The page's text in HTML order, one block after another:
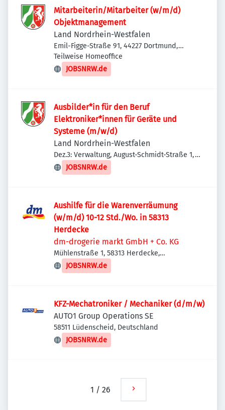
Mitarbeiterin/Mitarbeiter (w/m/d)
Objektmanagement
Land Nordrhein-Westfalen
Emil-Figge-Straße 91, 44227 Dortmund,
Deutschland
Teilweise Homeoffice
JOBSNRW.de
Ausbilder*in für den Beruf
Elektroniker*innen für Geräte und
Systeme (m/w/d)
Land Nordrhein-Westfalen
Dez.3: Verwaltung, August-Schmidt-Straße 1,
44227 Dortmund, Deutschland
JOBSNRW.de
Aushilfe für die Warenverräumung
(w/m/d) 10-12 Std./Wo. in 58313
Herdecke
dm-drogerie markt GmbH + Co. KG
Mühlenstraße 1, 58313 Herdecke,
Deutschland
JOBSNRW.de
KFZ-Mechatroniker / Mechaniker (d/m/w)
AUTO1 Group Operations SE
58511 Lüdenscheid, Deutschland
JOBSNRW.de
1 / 26